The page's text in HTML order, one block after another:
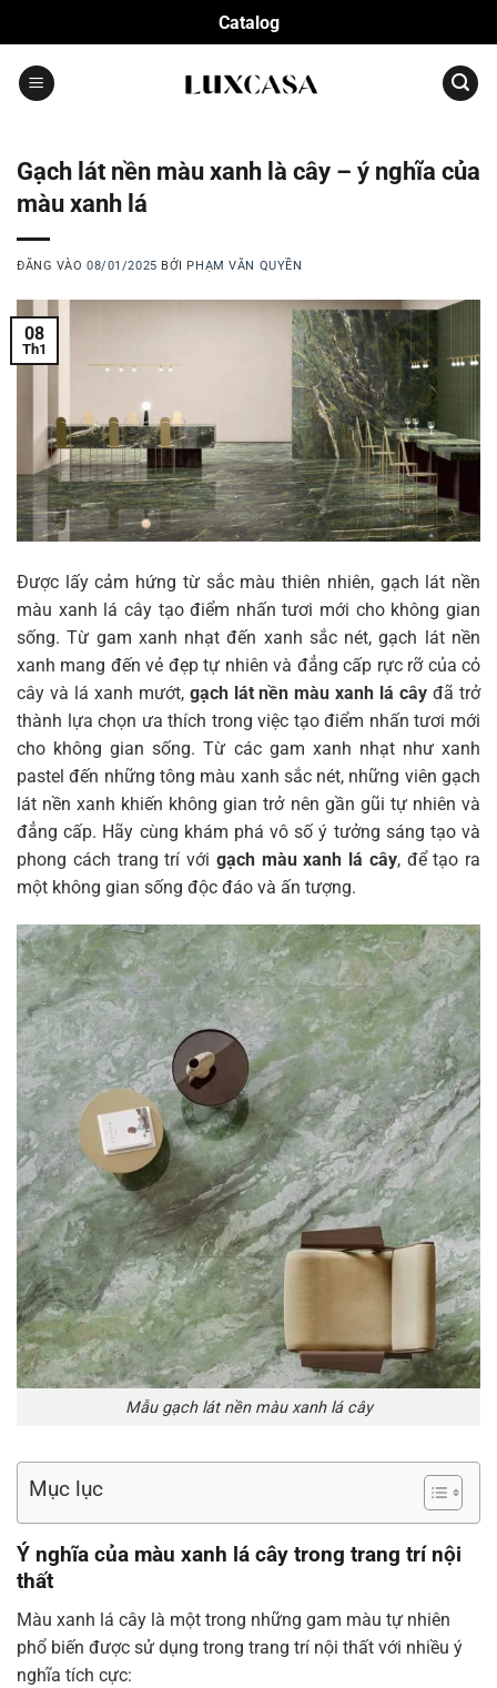
qua
nội
dung
Catalog
Gạch lát nền màu xanh là cây – ý nghĩa của
màu xanh lá
ĐĂNG VÀO08/01/2025 BỞI PHẠM VĂN QUYỀN
08
Th1
Được lấy cảm hứng từ sắc màu thiên nhiên, gạch lát nền
màu xanh lá cây tạo điểm nhấn tươi mới cho không gian
sống. Từ gam xanh nhạt đến xanh sắc nét, gạch lát nền
xanh mang đến vẻ đẹp tự nhiên và đẳng cấp rực rỡ của cỏ
cây và lá xanh mướt, gạch lát nền màu xanh lá cây đã trở
thành lựa chọn ưa thích trong việc tạo điểm nhấn tươi mới
cho không gian sống. Từ các gam xanh nhạt như xanh
pastel đến những tông màu xanh sắc nét, những viên gạch
lát nền xanh khiến không gian trở nên gần gũi tự nhiên và
đẳng cấp. Hãy cùng khám phá vô số ý tưởng sáng tạo và
phong cách trang trí với gạch màu xanh lá cây, để tạo ra
một không gian sống độc đáo và ấn tượng.
Mẫu gạch lát nền màu xanh lá cây
Mục lục
Ý nghĩa của màu xanh lá cây trong trang trí nội
thất
Màu xanh lá cây là một trong những gam màu tự nhiên
phổ biến được sử dụng trong trang trí nội thất với nhiều ý
nghĩa tích cực: